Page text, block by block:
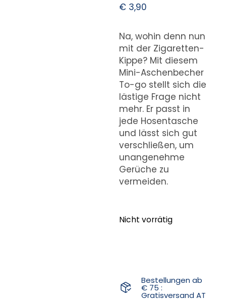
€3,90
Na, wohin denn nun
mit der Zigaretten-
Kippe? Mit diesem
Mini-Aschenbecher
To-go stellt sich die
lästige Frage nicht
mehr. Er passt in
jede Hosentasche
und lässt sich gut
verschließen, um
unangenehme
Gerüche zu
vermeiden.
Nicht vorrätig
Bestellungen ab
€ 75 :
Gratisversand AT